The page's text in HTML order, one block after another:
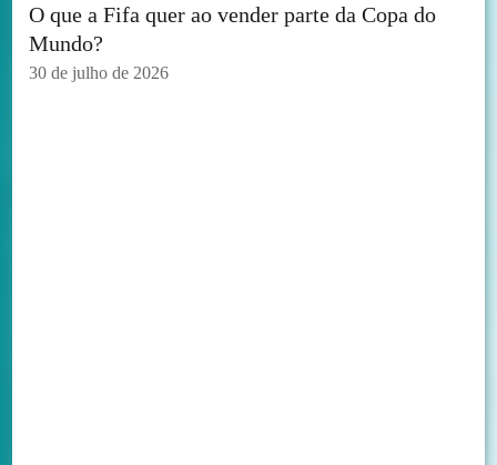
O que a Fifa quer ao vender parte da Copa do
Mundo?
30 de julho de 2026